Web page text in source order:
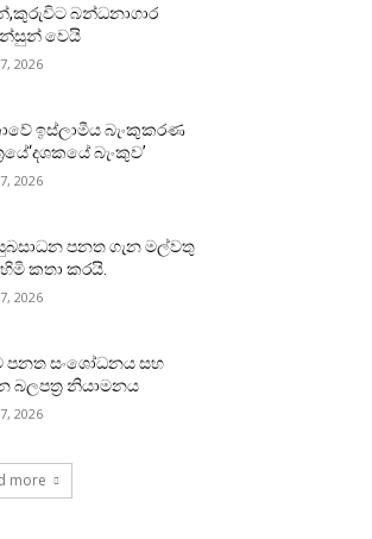
බන්ධනාගාර
වෙයි
2026
ඉස්ලාමීය බැංකුකරණ
බැංකුව’
2026
පනත ගැන මල්වතු
කතා කරයි.
2026
පනත සංශෝධනය සහ
බලපත්‍ර නියාමනය
2026
more